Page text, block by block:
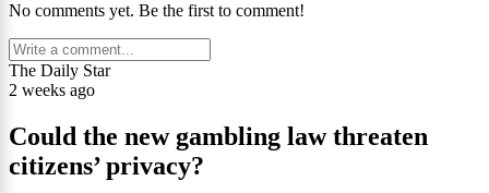
No comments yet. Be the first to comment!
The Daily Star
2 weeks ago
Could the new gambling law threaten
citizens’ privacy?